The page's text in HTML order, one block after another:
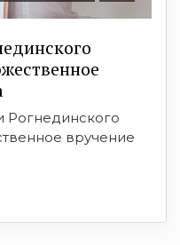
Рогнединского
вручение